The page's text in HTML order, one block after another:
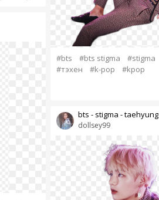
#bts #bts stigma #stigma
#тэхен
#k-pop #kpop
dollsey99
bts - stigma - taehyung